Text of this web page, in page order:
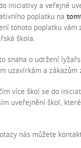
iniciativy a veřejné
poplatku na
tohoto poplatku
škola.
snaha o udržení
uzavírkám a
více škol se do
uveřejnění škol,
nás můžete